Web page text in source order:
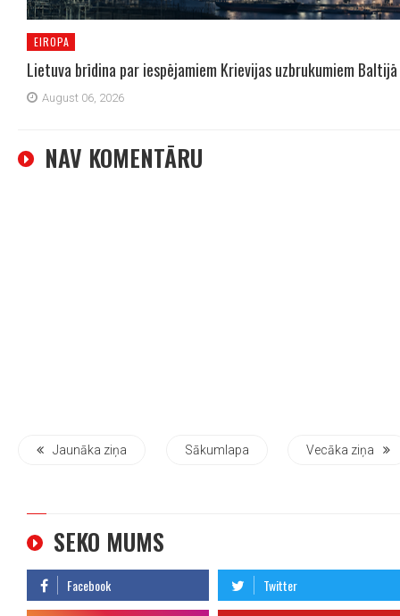
EIROPA
Lietuva brīdina par iespējamiem Krievijas uzbrukumiem Baltijā
August 06, 2026
NAV KOMENTĀRU
Jaunāka ziņa Sākumlapa Vecāka ziņa
SEKO MUMS